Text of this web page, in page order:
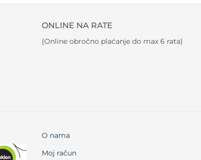
ONLINE NA RATE
(Online obročno plaćanje do max 6 rata)
O nama
Moj račun